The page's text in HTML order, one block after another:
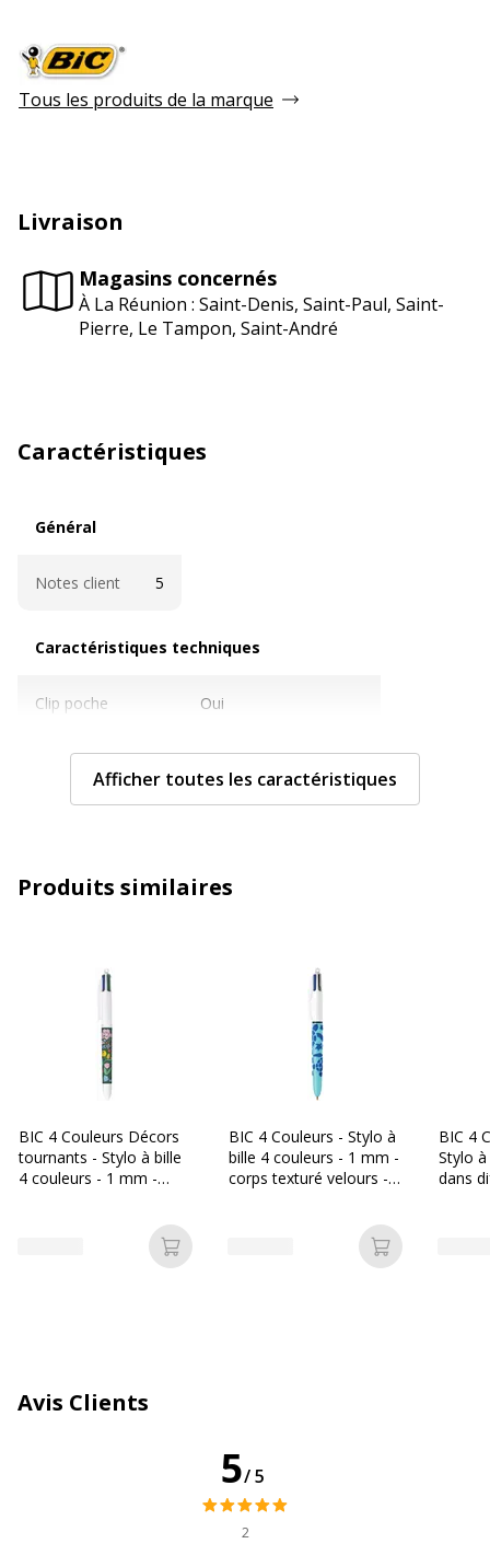
Tous les produits de la marque
Livraison
Magasins concernés
À La Réunion : Saint-Denis, Saint-Paul, Saint-
Pierre, Le Tampon, Saint-André
Caractéristiques
Général
Notes client 5
Caractéristiques techniques
Clip poche Oui
Couleur d'écriture Bleu, Noir, Rouge, Vert
Données d'identification
Données d'identification
Code barre maitre 3086123694064
Référence produit fabricant 507406X1
Afficher toutes les caractéristiques
Produits similaires
BIC 4 Couleurs Décors
tournants - Stylo à bille
4 couleurs - 1 mm -
Ajouter au panier
BIC 4 Couleurs - Stylo à
bille 4 couleurs - 1 mm -
corps texturé velours -
Ajouter au
BIC 4
Stylo
dans
Avis Clients
5/5
2